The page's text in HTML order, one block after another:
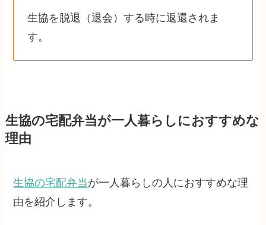
生協を脱退（退会）する時に返還されま
す。
生協の宅配弁当が一人暮らしにおすすめな
理由
生協の宅配弁当が一人暮らしの人におすすめな理
由を紹介します。